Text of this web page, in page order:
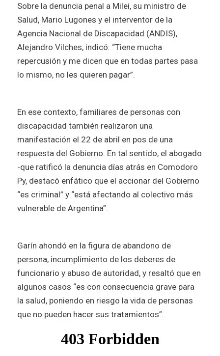
Sobre la denuncia penal a Milei, su ministro de
Salud, Mario Lugones y el interventor de la
Agencia Nacional de Discapacidad (ANDIS),
Alejandro Vilches, indicó: “Tiene mucha
repercusión y me dicen que en todas partes pasa
lo mismo, no les quieren pagar”.
En ese contexto, familiares de personas con
discapacidad también realizaron una
manifestación el 22 de abril en pos de una
respuesta del Gobierno. En tal sentido, el abogado
-que ratificó la denuncia días atrás en Comodoro
Py, destacó enfático que el accionar del Gobierno
“es criminal” y “está afectando al colectivo más
vulnerable de Argentina”.
Garín ahondó en la figura de abandono de
persona, incumplimiento de los deberes de
funcionario y abuso de autoridad, y resaltó que en
algunos casos “es con consecuencia grave para
la salud, poniendo en riesgo la vida de personas
que no pueden hacer sus tratamientos”.